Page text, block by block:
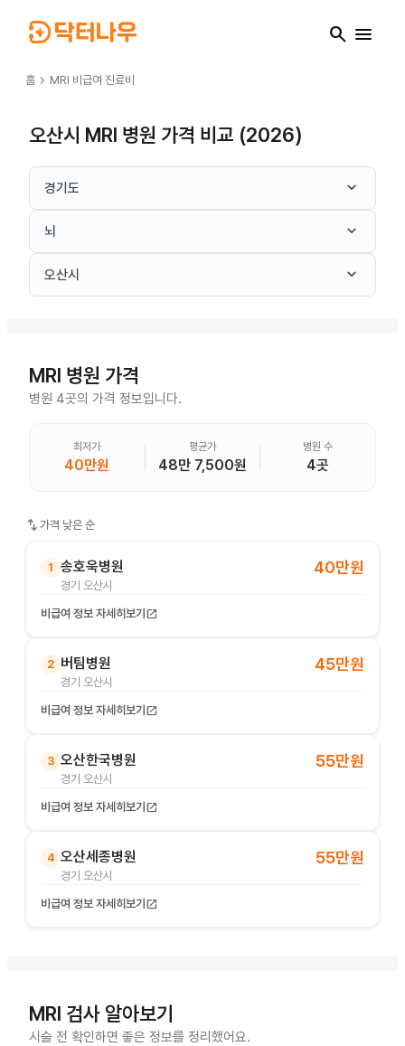
search menu
홈 chevron_right MRI 비급여 진료비
오산시 MRI 병원 가격 비교 (2026)
경기도 keyboard_arrow_down
뇌 keyboard_arrow_down
오산시 keyboard_arrow_down
MRI 병원 가격
병원 4곳의 가격 정보입니다.
최저가
40만원
평균가
48만 7,500원
병원 수
4곳
swap_vert 가격 낮은 순
1 송호욱병원
경기 오산시
40만원
비급여 정보 자세히보기 open_in_new
2 버팀병원
경기 오산시
45만원
비급여 정보 자세히보기 open_in_new
3 오산한국병원
경기 오산시
55만원
비급여 정보 자세히보기 open_in_new
4 오산세종병원
경기 오산시
55만원
비급여 정보 자세히보기 open_in_new
MRI 검사 알아보기
시술 전 확인하면 좋은 정보를 정리했어요.